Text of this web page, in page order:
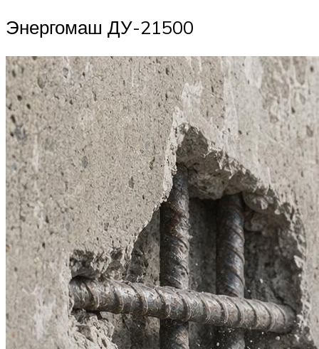
Энергомаш ДУ-21500